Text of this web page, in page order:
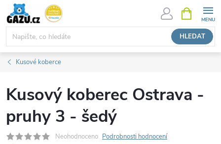
Přejít
obsah
HLEDAT
NÁKUPNÍ
KOŠÍK
Kusové koberce
Kusový koberec Ostrava -
pruhy 3 - šedý
Neohodnoceno Podrobnosti hodnocení